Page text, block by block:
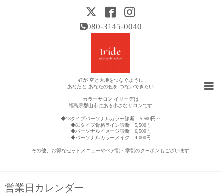
080-3145-0040
虹が 空と大地をつなぐように
あなたと あなたの色を つないできたい
カラーサロン イリーデは
福島県郡山市にある小さなサロンです
◆13タイプパーソナルカラー診断 5,500円～
◆81タイプ骨格ライン診断 5,500円
◆パーソナルイメージ診断 6,500円
◆パーソナルカラーメイク 4,000円
その他、お得なセットメニューやペア割・学割のクーポンもございます
営業日カレンダー